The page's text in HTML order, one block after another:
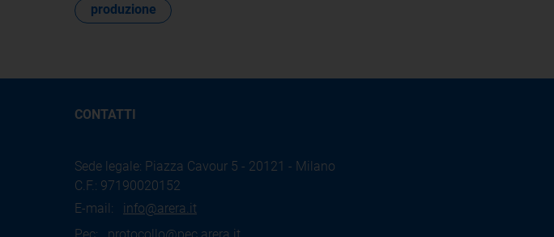
produzione
CONTATTI
Sede legale: Piazza Cavour 5 - 20121 - Milano
C.F.: 97190020152
E-mail: info@arera.it
Pec: protocollo@pec.arera.it